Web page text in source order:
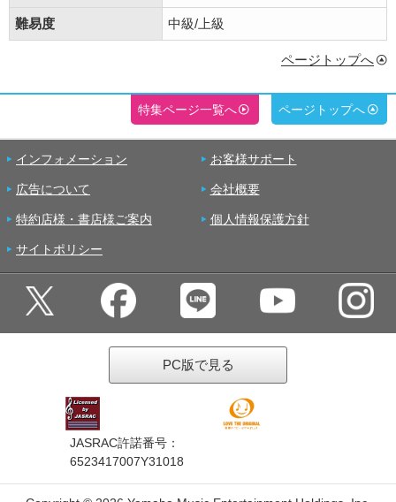
難易度 中級/上級
ページトップへ
特集ページ一覧へ ページトップへ
インフォメーション お客様サポート
広告について 会社概要
特約店様・書店様ご案内 個人情報保護方針
サイトポリシー
PC版で見る
JASRAC許諾番号：
6523417007Y31018